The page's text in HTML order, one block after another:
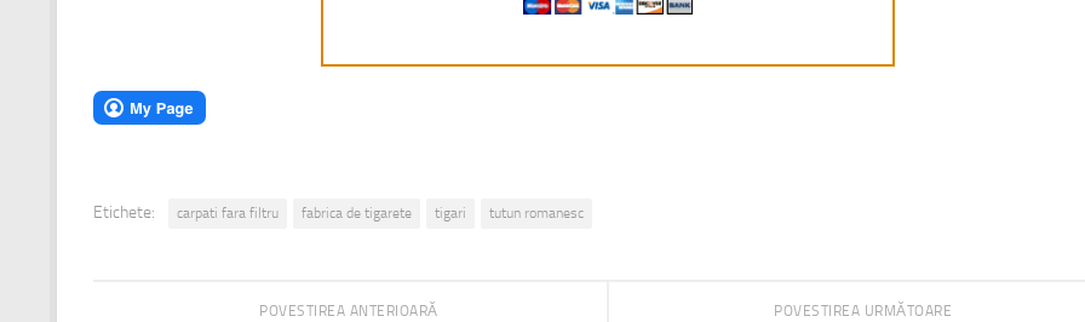
Etichete: carpati fara filtru fabrica de tigarete tigari tutun romanesc
POVESTIREA URMĂTOARE
POVESTIREA ANTERIOARĂ